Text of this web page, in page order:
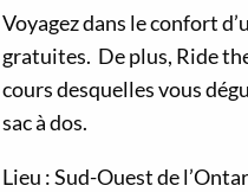
Voyagez dans le confort
gratuites. De plus, Ride
cours desquelles vous
sac à dos.
Lieu : Sud-Ouest de